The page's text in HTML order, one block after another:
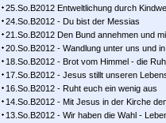
25.So.B2012 Entweltlichung durch
24.So.B2012 - Du bist der Messias
21.So.B2012 Den Bund annehmen und
20.So.B2012 - Wandlung unter uns und
18.So.B2012 - Brot vom Himmel - die
17.So.B2012 - Jesus stillt unseren
16.So.B2012 - Ruht euch ein wenig aus
14.So.B2012 - Mit Jesus in der Kirche
13.So.B2012 - Wir haben die Wahl -